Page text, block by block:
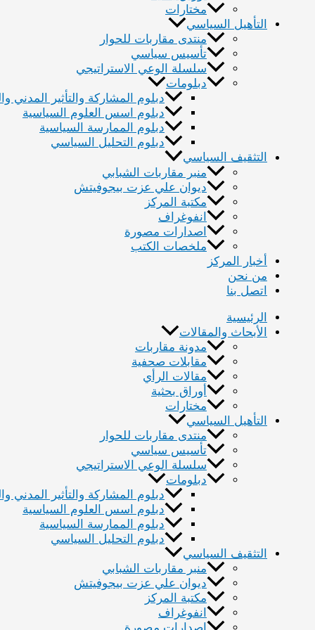
مختارات
التأهيل السياسي
منتدى مقاربات للحوار
تأسيس سياسي
سلسلة الوعي الاستراتيجي
دبلومات
دبلوم المشاركة والتأثير المدني
دبلوم اسس العلوم السياسية
دبلوم الممارسة السياسية
دبلوم التحليل السياسي
التثقيف السياسي
منبر مقاربات الشبابي
ديوان علي عزت بيجوفيتش
مكتبة المركز
انفوغراف
اصدارات مصورة
ملخصات الكتب
أخبار المركز
من نحن
اتصل بنا
الرئيسية
الأبحاث والمقالات
مدونة مقاربات
مقابلات صحفية
مقالات الرأي
أوراق بحثية
مختارات
التأهيل السياسي
منتدى مقاربات للحوار
تأسيس سياسي
سلسلة الوعي الاستراتيجي
دبلومات
دبلوم المشاركة والتأثير المدني
دبلوم اسس العلوم السياسية
دبلوم الممارسة السياسية
دبلوم التحليل السياسي
التثقيف السياسي
منبر مقاربات الشبابي
ديوان علي عزت بيجوفيتش
مكتبة المركز
انفوغراف